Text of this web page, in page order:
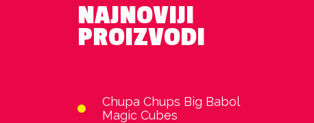
NAJNOVIJI
PROIZVODI
Chupa Chups Big Babol
Magic Cubes